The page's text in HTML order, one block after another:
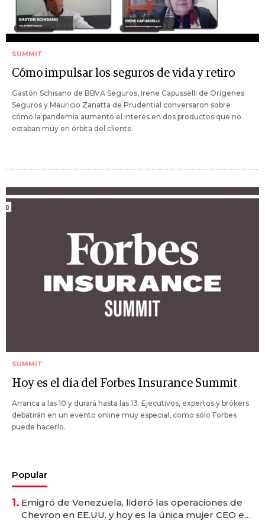
SUMMIT
Cómo impulsar los seguros de vida y retiro
Gastón Schisano de BBVA Seguros, Irene Capusselli de Orígenes
Seguros y Mauricio Zanatta de Prudential conversaron sobre
cómo la pandemia aumentó el interés en dos productos que no
estaban muy en órbita del cliente.
SUMMIT
Hoy es el día del Forbes Insurance Summit
Arranca a las 10 y durará hasta las 13. Ejecutivos, expertos y brókers
debatirán en un evento online muy especial, como sólo Forbes
puede hacerlo.
Popular
1. Emigró de Venezuela, lideró las operaciones de
Chevron en EE.UU. y hoy es la única mujer CEO en